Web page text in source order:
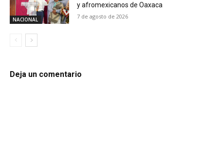
NACIONAL
y afromexicanos de Oaxaca
7 de agosto de 2026
Deja un comentario